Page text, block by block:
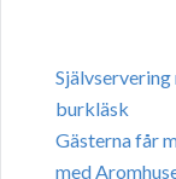
burkläsk
Gästerna får
med